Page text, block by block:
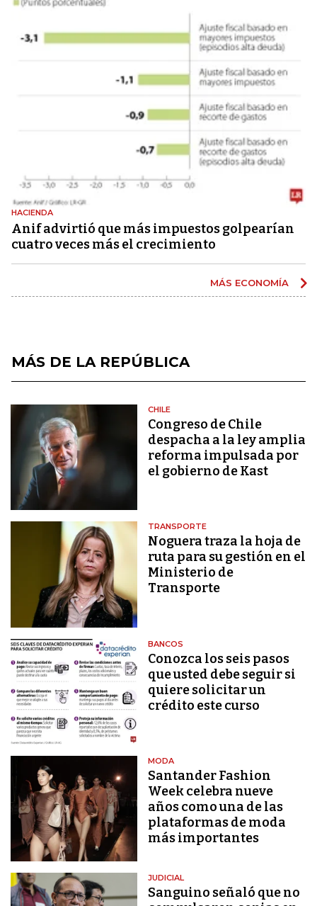
HACIENDA
Anif advirtió que más impuestos golpearían
cuatro veces más el crecimiento
MÁS ECONOMÍA
MÁS DE LA REPÚBLICA
CHILE
Congreso de Chile
despacha a la ley amplia
reforma impulsada por
el gobierno de Kast
TRANSPORTE
Noguera traza la hoja de
ruta para su gestión en el
Ministerio de
Transporte
BANCOS
Conozca los seis pasos
que usted debe seguir si
quiere solicitar un
crédito este curso
MODA
Santander Fashion
Week celebra nueve
años como una de las
plataformas de moda
más importantes
JUDICIAL
Sanguino señaló que no